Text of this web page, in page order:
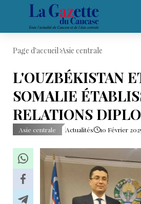
Page d'accueil Asie centrale
L'OUZBÉKISTAN
SOMALIE
RELATIONS
Asie centrale Actualités 10 Février